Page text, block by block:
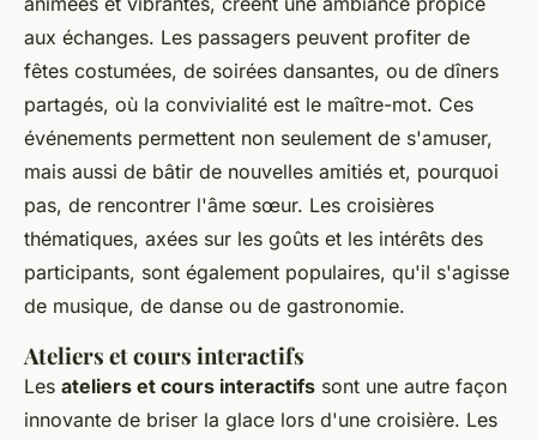
aux échanges. Les passagers peuvent profiter de
fêtes costumées, de soirées dansantes, ou de dîners
partagés, où la convivialité est le maître-mot. Ces
événements permettent non seulement de s'amuser,
mais aussi de bâtir de nouvelles amitiés et, pourquoi
pas, de rencontrer l'âme sœur. Les croisières
thématiques, axées sur les goûts et les intérêts des
participants, sont également populaires, qu'il s'agisse
de musique, de danse ou de gastronomie.
Ateliers et cours interactifs
Les ateliers et cours interactifs sont une autre façon
innovante de briser la glace lors d'une croisière. Les